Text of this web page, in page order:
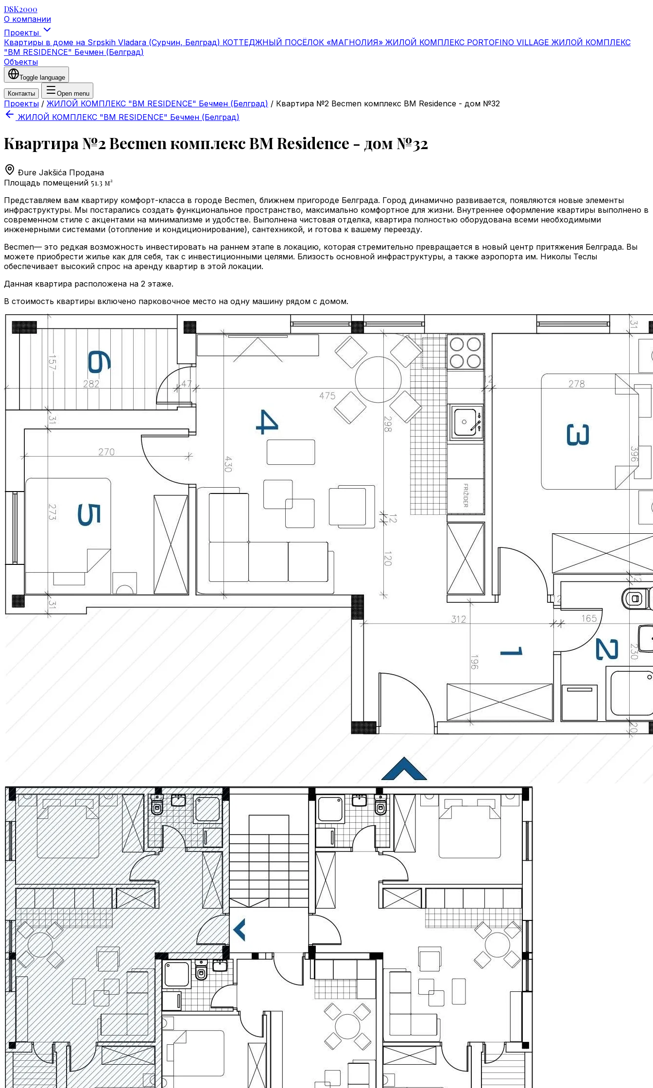
DSK2000
О компании
Проекты
Квартиры в доме на Srpskih Vladara (Сурчин, Белград) КОТТЕДЖНЫЙ ПОСЁЛОК «МАГНОЛИЯ» ЖИЛОЙ КОМПЛЕКС PORTOFINO VILLAGE ЖИЛОЙ КОМПЛЕКС
"BM RESIDENCE" Бечмен (Белград)
Объекты
Toggle language
Контакты Open menu
Проекты / ЖИЛОЙ КОМПЛЕКС "BM RESIDENCE" Бечмен (Белград) / Квартира №2 Becmen комплекс BM Residence - дом №32
ЖИЛОЙ КОМПЛЕКС "BM RESIDENCE" Бечмен (Белград)
Квартира №2 Becmen комплекс BM Residence - дом №32
Đure Jakšića Продана
Площадь помещений 51.3 м²
Представляем вам квартиру комфорт-класса в городе Becmen, ближнем пригороде Белграда. Город динамично развивается, появляются новые элементы
инфраструктуры. Мы постарались создать функциональное пространство, максимально комфортное для жизни. Внутреннее оформление квартиры выполнено в
современном стиле с акцентами на минимализме и удобстве. Выполнена чистовая отделка, квартира полностью оборудована всеми необходимыми
инженерными системами (отопление и кондиционирование), сантехникой, и готова к вашему переезду.
Becmen— это редкая возможность инвестировать на раннем этапе в локацию, которая стремительно превращается в новый центр притяжения Белграда. Вы
можете приобрести жилье как для себя, так с инвестиционными целями. Близость основной инфраструктуры, а также аэропорта им. Николы Теслы
обеспечивает высокий спрос на аренду квартир в этой локации.
Данная квартира расположена на 2 этаже.
В стоимость квартиры включено парковочное место на одну машину рядом с домом.